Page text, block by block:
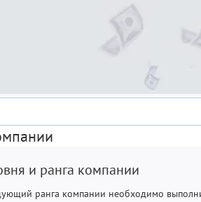
и ранга компании
ранга компании необходимо